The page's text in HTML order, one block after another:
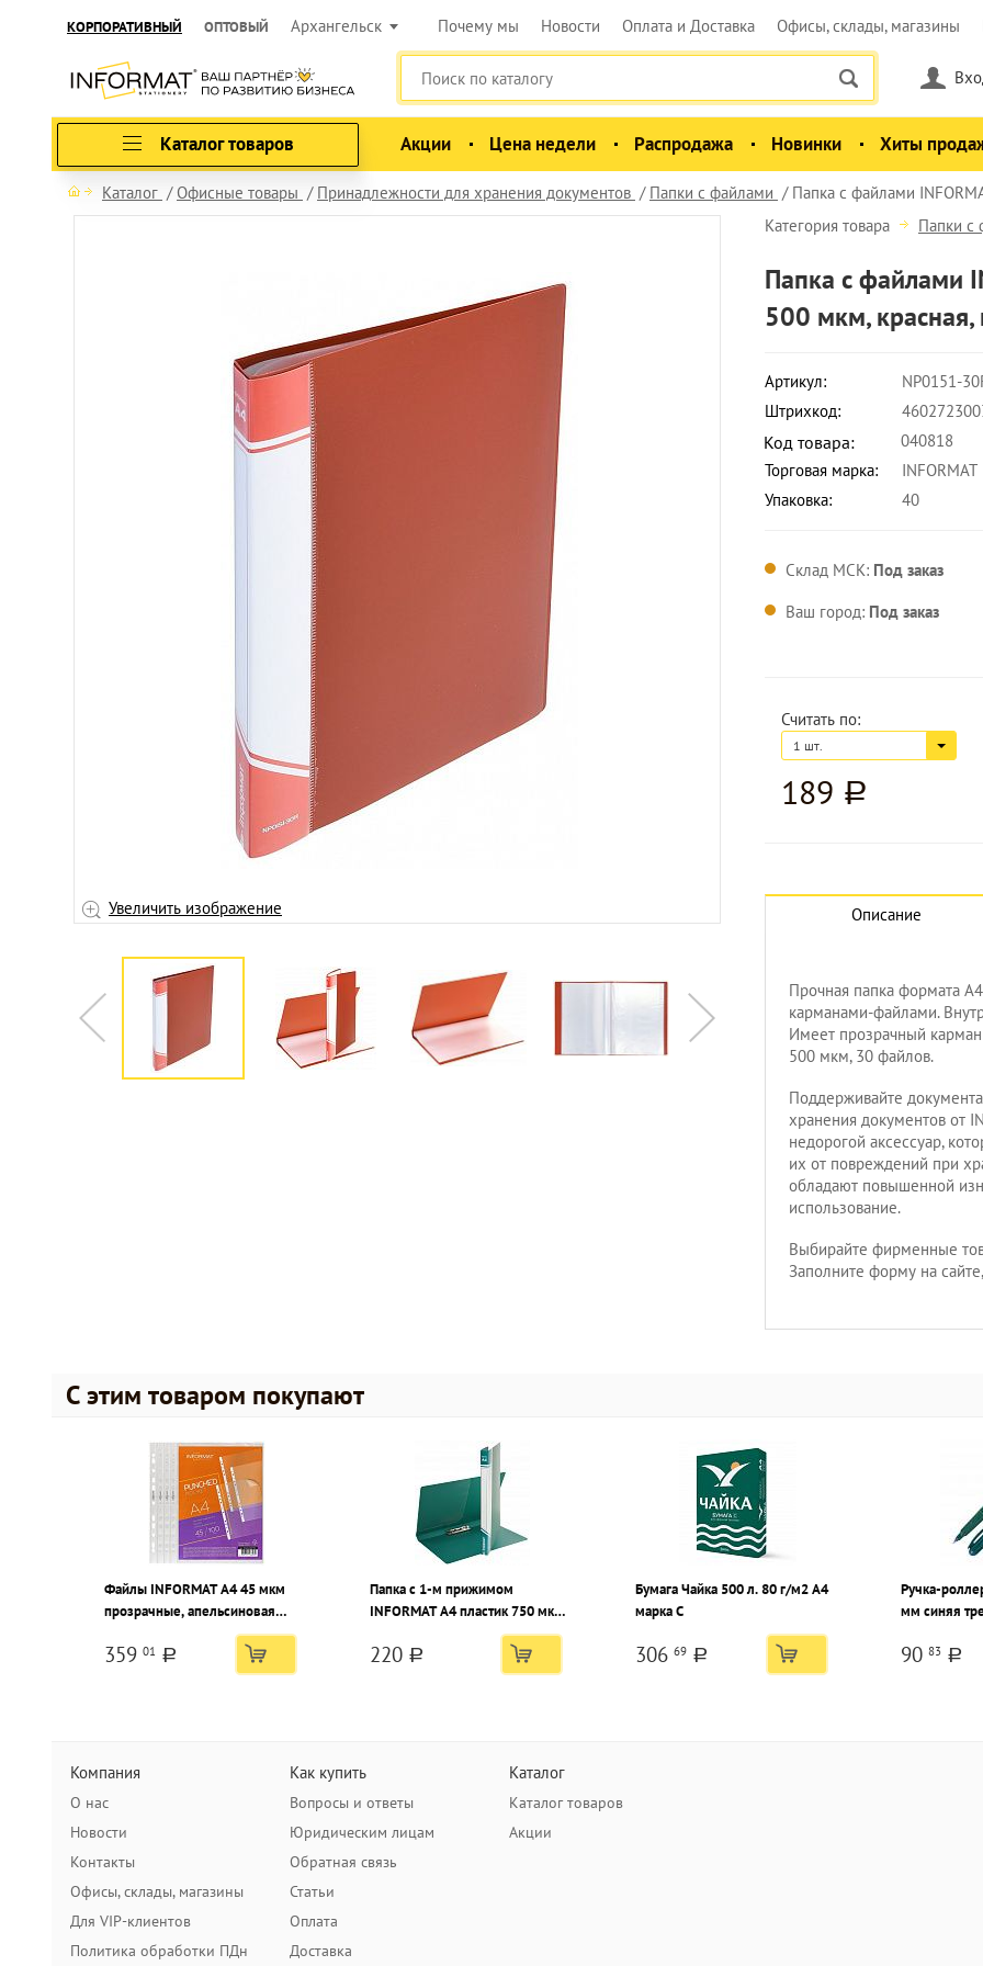
КОРПОРАТИВНЫЙ ОПТОВЫЙ Архангельск Почему мы Новости Оплата и Доставка Офисы, склады, магазины
Каталог товаров Акции Цена недели Распродажа Новинки Хиты
Каталог Офисные товары Принадлежности для хранения документов Папки с файлами Папка с файлами
Увеличить изображение Увеличить изображение
Категория товара Папки с
Папка с файлами
500 мкм,
Артикул:
NP0151-
Штрихкод:
Код товара:
040818
Торговая марка:
INFORMAT
Упаковка:
40
Склад МСК: Под заказ
Ваш город: Под заказ
Считать по:
1 шт.
189 a
Описание
Прочная папка формата
карманами-файлами.
Имеет прозрачный
500 мкм, 30 файлов.
Поддерживайте
хранения документов от
недорогой аксессуар,
их от повреждений при
обладают повышенной
использование.
Выбирайте фирменные
Заполните форму на
С этим товаром покупают
Файлы INFORMAT А4 45 мкм
прозрачные, апельсиновая
359 01 a
Папка с 1-м прижимом
INFORMAT А4 пластик 750 мкм,
220 a
Бумага Чайка 500 л. 80 г/м2 А4
марка С
306 69 a
Ручка-
мм синяя
90 83 a
Компания
О нас
Новости
Контакты
Офисы, склады, магазины
Для VIP-клиентов
Политика обработки ПДн
Как купить
Вопросы и ответы
Юридическим лицам
Обратная связь
Статьи
Оплата
Доставка
Каталог
Каталог товаров
Акции